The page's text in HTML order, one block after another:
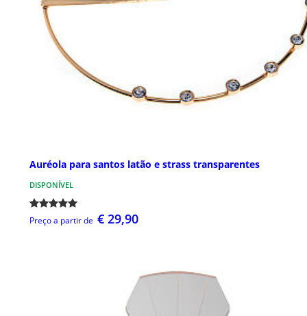
Auréola para santos latão e strass transparentes
DISPONÍVEL
Preço a partir de € 29,90